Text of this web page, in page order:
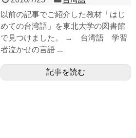
以前の記事でご紹介した教材「はじ
めての台湾語」を東北大学の図書館
で見つけました。 → 台湾語 学習
者泣かせの言語 ...
記事を読む